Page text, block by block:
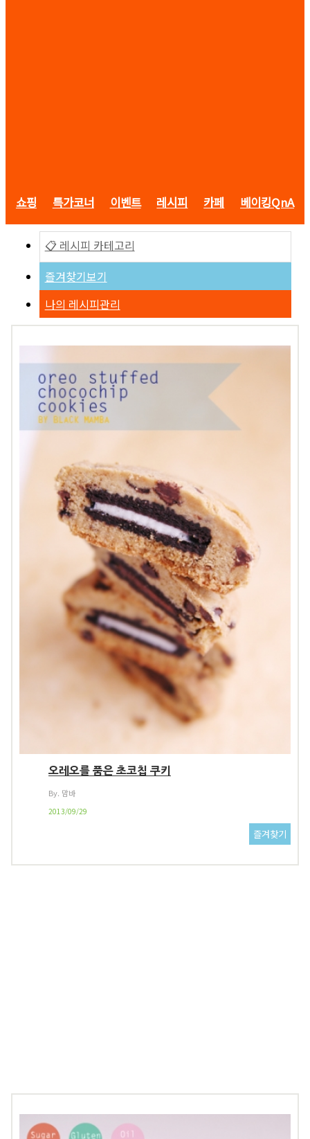
쇼핑 특가코너 이벤트 레시피 카페 베이킹QnA
📋 레시피 카테고리
즐겨찾기보기
나의 레시피관리
오레오를 품은 초코칩 쿠키
By. 맘바
2013/09/29